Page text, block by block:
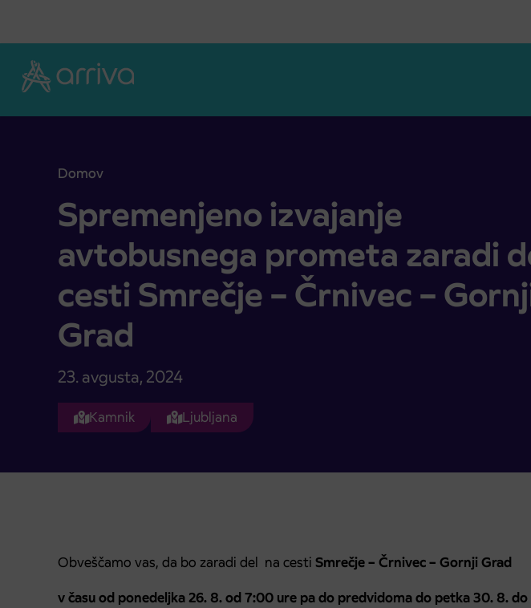
Domov
Spremenjeno izvajanje avtobusnega prometa zaradi del na cesti Smrečje –
Spremenjeno izvajanje
avtobusnega prometa zaradi
cesti Smrečje – Črnivec –
Grad
23. avgusta, 2024
Kamnik Ljubljana
Obveščamo vas, da bo zaradi del na cesti Smrečje – Črnivec – Gornji Grad
v času od ponedeljka 26. 8. od 7:00 ure pa do predvidoma do petka 30. 8.